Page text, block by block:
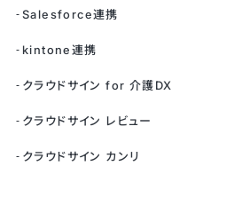
Salesforce連携
kintone連携
クラウドサイン for 介護DX
クラウドサイン レビュー
クラウドサイン カンリ